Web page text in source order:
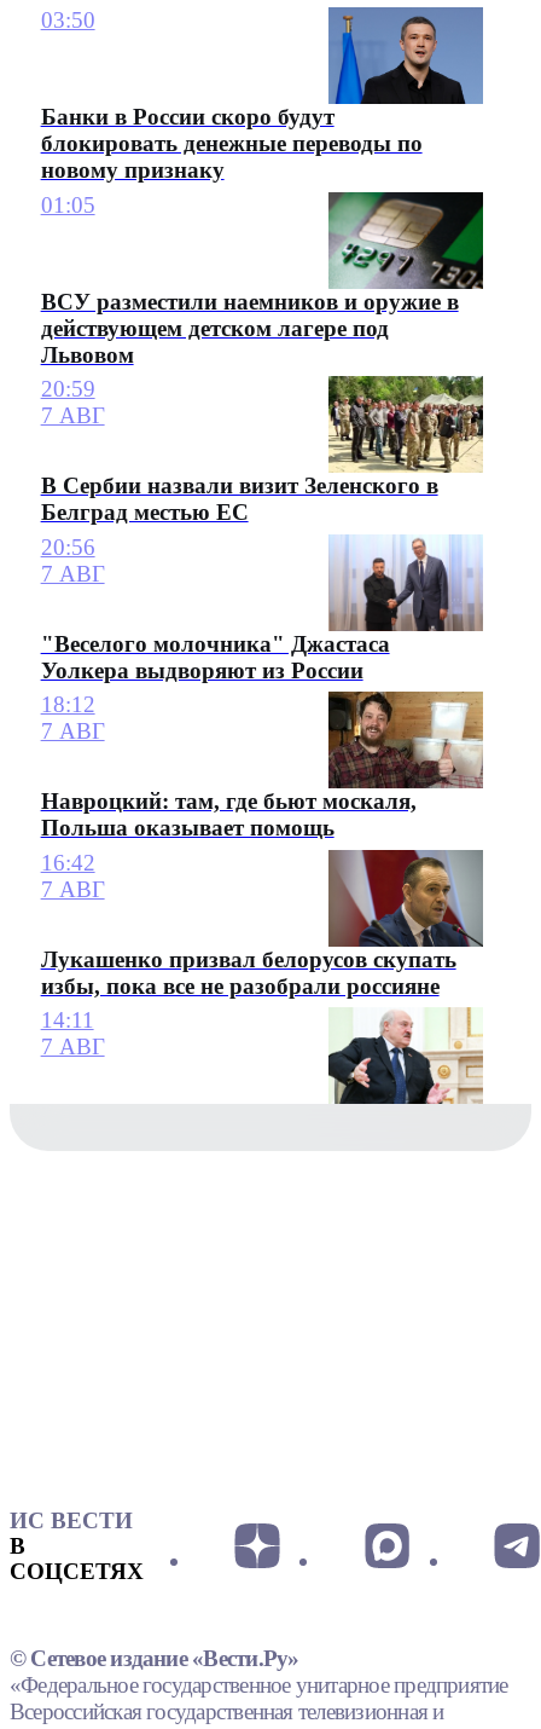
03:50
Банки в России скоро будут
блокировать денежные переводы по
новому признаку
01:05
ВСУ разместили наемников и оружие в
действующем детском лагере под
Львовом
20:59
7 АВГ
В Сербии назвали визит Зеленского в
Белград местью ЕС
20:56
7 АВГ
"Веселого молочника" Джастаса
Уолкера выдворяют из России
18:12
7 АВГ
Навроцкий: там, где бьют москаля,
Польша оказывает помощь
16:42
7 АВГ
Лукашенко призвал белорусов скупать
избы, пока все не разобрали россияне
14:11
7 АВГ
ИС ВЕСТИ
В
СОЦСЕТЯХ
© Сетевое издание «Вести.Ру»
«Федеральное государственное унитарное предприятие
Всероссийская государственная телевизионная и